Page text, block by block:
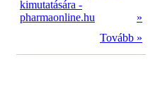
kimutatására -
pharmaonline.hu
»
Tovább »